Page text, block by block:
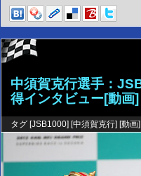
中須賀克行選手：
得インタビュー[動画]
タグ [JSB1000] [中須賀克行] [動画